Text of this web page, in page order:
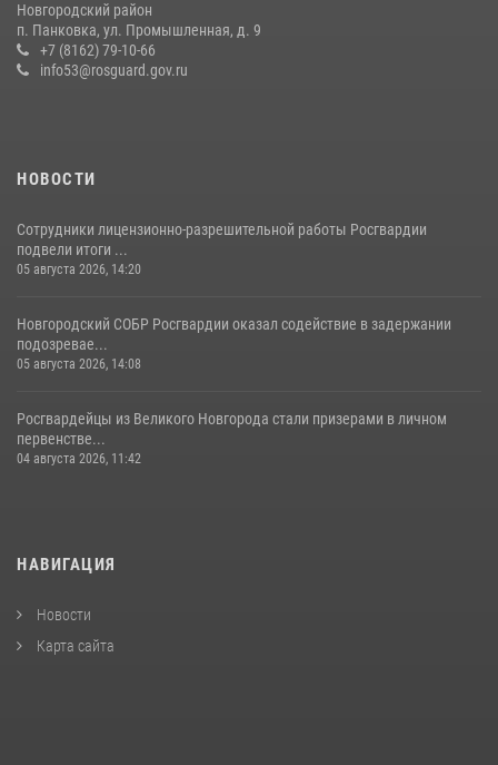
22 июля 2026, 12:33 6
Новгородский район
п. Панковка, ул. Промышленная, д. 9
+7 (8162) 79-10-66
info53@rosguard.gov.ru
НОВОСТИ
Сотрудники лицензионно-разрешительной работы Росгвардии
подвели итоги ...
05 августа 2026, 14:20
Новгородский СОБР Росгвардии оказал содействие в задержании
подозревае...
05 августа 2026, 14:08
Росгвардейцы из Великого Новгорода стали призерами в личном
первенстве...
04 августа 2026, 11:42
НАВИГАЦИЯ
Новости
Карта сайта